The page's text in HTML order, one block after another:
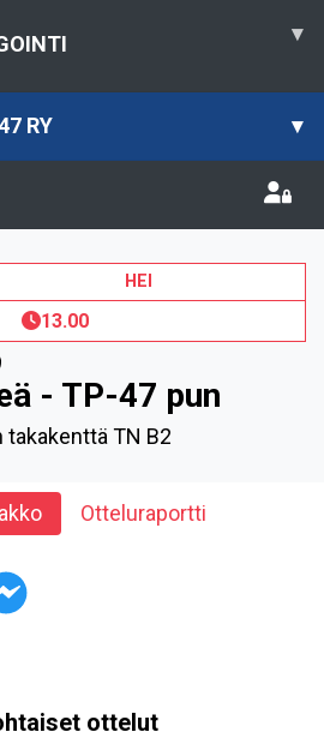
▾
RY ▾
HEI
13.00
- TP-47 pun
takakenttä TN B2
Otteluraportti
ottelut